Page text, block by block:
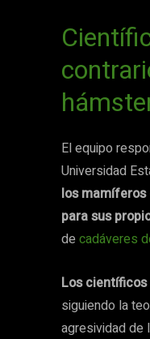
El equipo
Universidad
los mamíferos
para sus
de cadáveres
Los
siguiendo la
agresividad de